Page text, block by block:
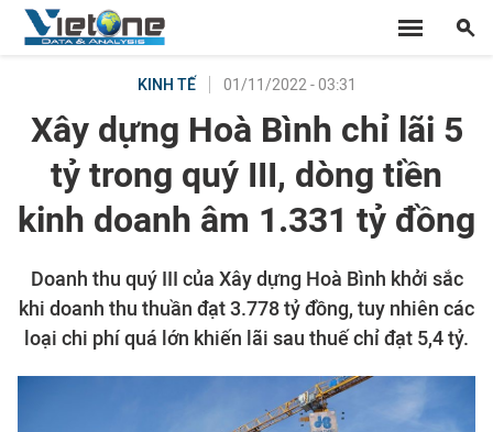
KINH TẾ 01/11/2022 - 03:31
Xây dựng Hoà Bình chỉ lãi 5
tỷ trong quý III, dòng tiền
kinh doanh âm 1.331 tỷ đồng
Doanh thu quý III của Xây dựng Hoà Bình khởi sắc
khi doanh thu thuần đạt 3.778 tỷ đồng, tuy nhiên các
loại chi phí quá lớn khiến lãi sau thuế chỉ đạt 5,4 tỷ.